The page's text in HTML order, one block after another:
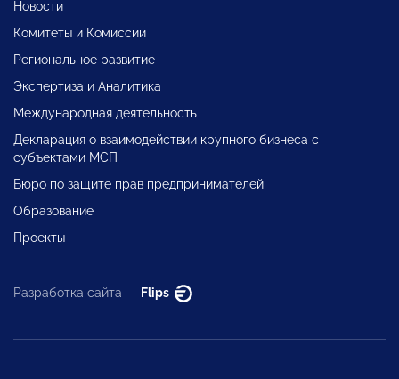
Новости
Комитеты и Комиссии
Региональное развитие
Экспертиза и Аналитика
Международная деятельность
Декларация о взаимодействии крупного бизнеса с
субъектами МСП
Бюро по защите прав предпринимателей
Образование
Проекты
Разработка сайта — Flips